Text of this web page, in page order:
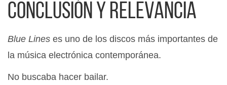
Conclusión y relevancia
Blue Lines es uno de los discos más importantes de
la música electrónica contemporánea.
No buscaba hacer bailar.